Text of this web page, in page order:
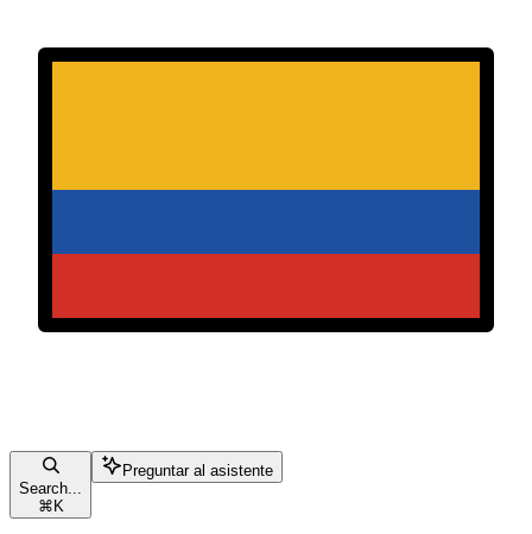
Search...
⌘ K
Preguntar al asistente